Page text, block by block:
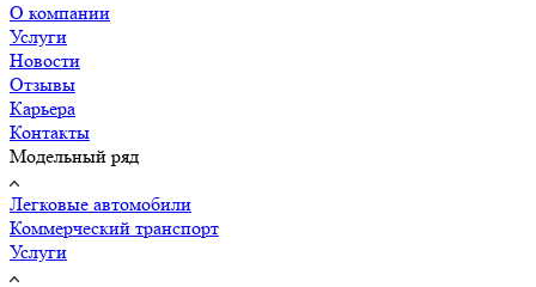
О компании
Услуги
Новости
Отзывы
Карьера
Контакты
Модельный ряд
Легковые автомобили
Коммерческий транспорт
Услуги